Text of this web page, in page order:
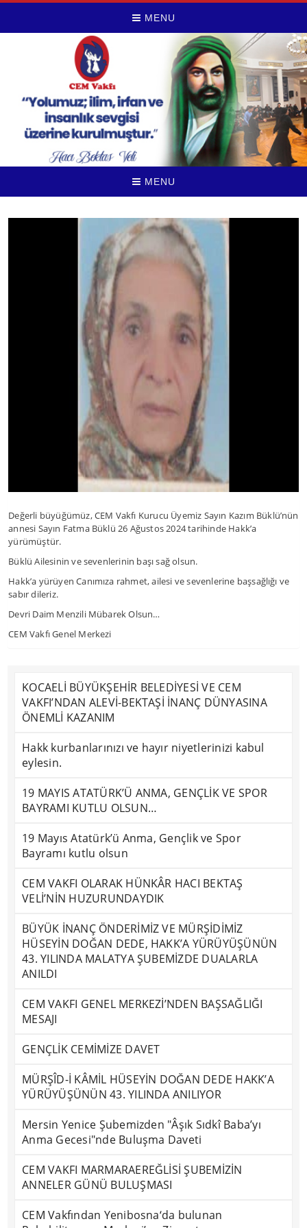
MENU
MENU
Değerli büyüğümüz, CEM Vakfı Kurucu Üyemiz Sayın Kazım Büklü’nün
annesi Sayın Fatma Büklü 26 Ağustos 2024 tarihinde Hakk’a
yürümüştür.
Büklü Ailesinin ve sevenlerinin başı sağ olsun.
Hakk’a yürüyen Canımıza rahmet, ailesi ve sevenlerine başsağlığı ve
sabır dileriz.
Devri Daim Menzili Mübarek Olsun…
CEM Vakfı Genel Merkezi
KOCAELİ BÜYÜKŞEHİR BELEDİYESİ VE CEM
VAKFI’NDAN ALEVİ-BEKTAŞİ İNANÇ DÜNYASINA
ÖNEMLİ KAZANIM
Hakk kurbanlarınızı ve hayır niyetlerinizi kabul
eylesin.
19 MAYIS ATATÜRK’Ü ANMA, GENÇLİK VE SPOR
BAYRAMI KUTLU OLSUN…
19 Mayıs Atatürk’ü Anma, Gençlik ve Spor
Bayramı kutlu olsun
CEM VAKFI OLARAK HÜNKÂR HACI BEKTAŞ
VELİ’NİN HUZURUNDAYDIK
BÜYÜK İNANÇ ÖNDERİMİZ VE MÜRŞİDİMİZ
HÜSEYİN DOĞAN DEDE, HAKK’A YÜRÜYÜŞÜNÜN
43. YILINDA MALATYA ŞUBEMİZDE DUALARLA
ANILDI
CEM VAKFI GENEL MERKEZİ’NDEN BAŞSAĞLIĞI
MESAJI
GENÇLİK CEMİMİZE DAVET
MÜRŞÎD-İ KÂMİL HÜSEYİN DOĞAN DEDE HAKK’A
YÜRÜYÜŞÜNÜN 43. YILINDA ANILIYOR
Mersin Yenice Şubemizden "Âşık Sıdkî Baba’yı
Anma Gecesi"nde Buluşma Daveti
CEM VAKFI MARMARAEREĞLİSİ ŞUBEMİZİN
ANNELER GÜNÜ BULUŞMASI
CEM Vakfından Yenibosna‘da bulunan